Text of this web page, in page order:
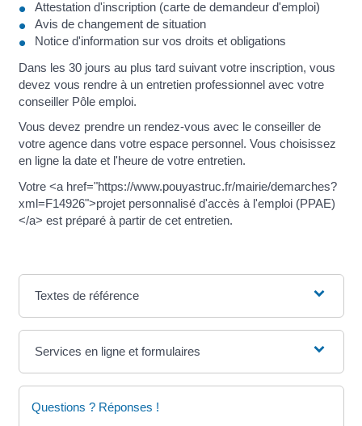
Attestation d'inscription (carte de demandeur d'emploi)
Avis de changement de situation
Notice d'information sur vos droits et obligations
Dans les 30 jours au plus tard suivant votre inscription, vous
devez vous rendre à un entretien professionnel avec votre
conseiller Pôle emploi.
Vous devez prendre un rendez-vous avec le conseiller de
votre agence dans votre espace personnel. Vous choisissez
en ligne la date et l'heure de votre entretien.
Votre <a href="https://www.pouyastruc.fr/mairie/demarches?
xml=F14926">projet personnalisé d'accès à l'emploi (PPAE)
</a> est préparé à partir de cet entretien.
Textes de référence
Services en ligne et formulaires
Questions ? Réponses !